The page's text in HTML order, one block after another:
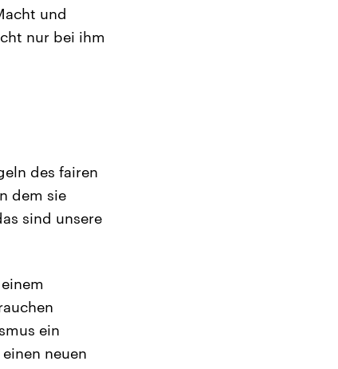
und
nur bei ihm
des fairen
dem sie
sind unsere
ein
neuen